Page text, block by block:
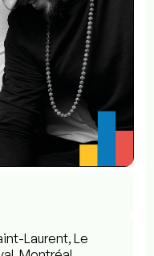
Laurent, Le